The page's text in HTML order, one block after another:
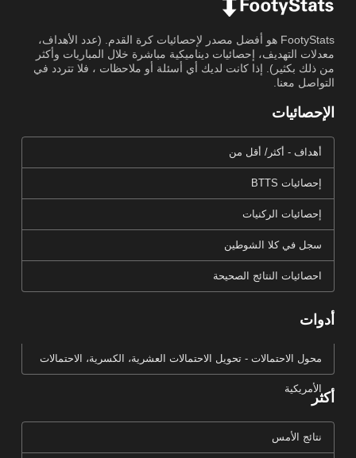
FootyStats هو أفضل مصدر لإحصائيات كرة القدم. (عدد الأهداف،
معدلات التهديف، إحصائيات ديناميكية مباشرة خلال المباريات وأكثر
من ذلك بكثير). إذا كانت لديك أي أسئلة أو ملاحظات ، فلا تتردد في
التواصل معنا.
الإحصائيات
أهداف - أكثر/ أقل من
إحصائيات BTTS
إحصائيات الركنيات
سجل في كلا الشوطين
احصائيات النتائج الصحيحة
أدوات
محول الاحتمالات - تحويل الاحتمالات العشرية، الكسرية، الاحتمالات
الأمريكية
أكثر
نتائج الأمس